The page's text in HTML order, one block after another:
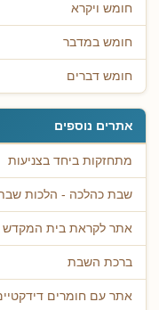
חומש ויקרא
חומש במדבר
חומש דברים
אתרים נוספים
מתחזקות ביחד בצניעות
שבת כהלכה - הלכות
אתר לקראת בית המקדש
ברכת השבת
אתר עם חומרים